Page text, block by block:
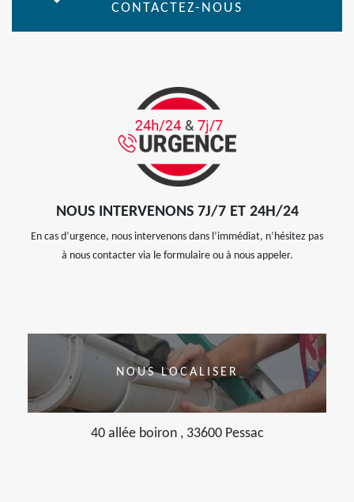
CONTACTEZ-NOUS
NOUS INTERVENONS 7J/7 ET 24H/24
En cas d’urgence, nous intervenons dans l’immédiat, n’hésitez pas
à nous contacter via le formulaire ou à nous appeler.
NOUS LOCALISER
40 allée boiron , 33600 Pessac